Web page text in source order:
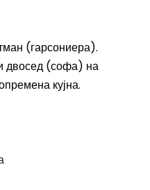
(гарсониера).
двосед (софа) на
кујна.